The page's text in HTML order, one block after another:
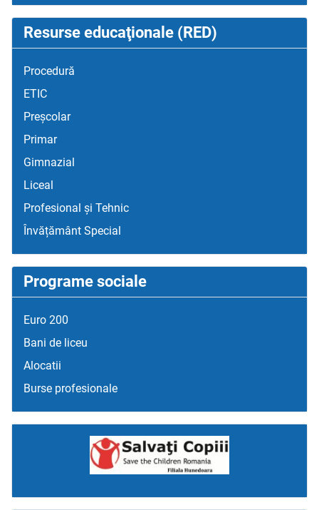
Resurse educaţionale (RED)
Procedură
ETIC
Preșcolar
Primar
Gimnazial
Liceal
Profesional și Tehnic
Învățământ Special
Programe sociale
Euro 200
Bani de liceu
Alocatii
Burse profesionale